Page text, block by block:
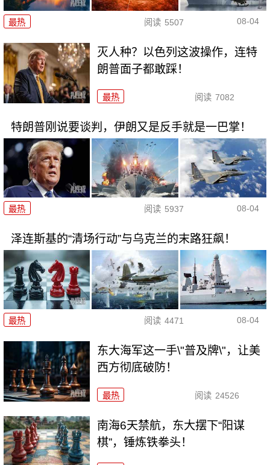
最热 阅读 5507 08-04
灭人种？以色列这波操作，连特
朗普面子都敢踩！
最热 阅读 7082
特朗普刚说要谈判，伊朗又是反手就是一巴掌！
最热 阅读 5937 08-04
泽连斯基的“清场行动”与乌克兰的末路狂飙！
最热 阅读 4471 08-04
东大海军这一手\"普及牌\"，让美
西方彻底破防！
最热 阅读 24526
南海6天禁航，东大摆下“阳谋
棋”，锤炼铁拳头！